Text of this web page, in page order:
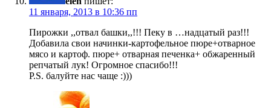
11 января, 2013 в 10:36 пп
Пирожки ,,отвал башки,,!!! Пеку в …надцатый раз!!!
Добавила свои начинки-картофельное пюре+отварное
мясо и картоф. пюре+ отварная печенка+ обжаренный
репчатый лук! Огромное спасибо!!!
P.S. балуйте нас чаще :)))